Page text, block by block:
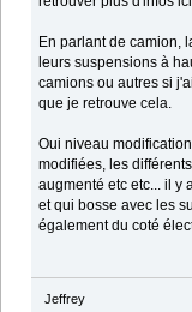
En parlant de camion,
leurs suspensions à
camions ou autres si
que je retrouve cela.
Oui niveau
modifiées, les
augmenté etc etc... il y
et qui bosse avec les
également du coté
Jeffrey